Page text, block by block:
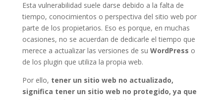
Esta vulnerabilidad suele darse debido a la falta de
tiempo, conocimientos o perspectiva del sitio web por
parte de los propietarios. Eso es porque, en muchas
ocasiones, no se acuerdan de dedicarle el tiempo que
merece a actualizar las versiones de su WordPress o
de los plugin que utiliza la propia web.
Por ello, tener un sitio web no actualizado,
significa tener un sitio web no protegido, ya que